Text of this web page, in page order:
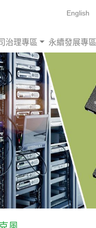
English
治理專區 永續發展專區